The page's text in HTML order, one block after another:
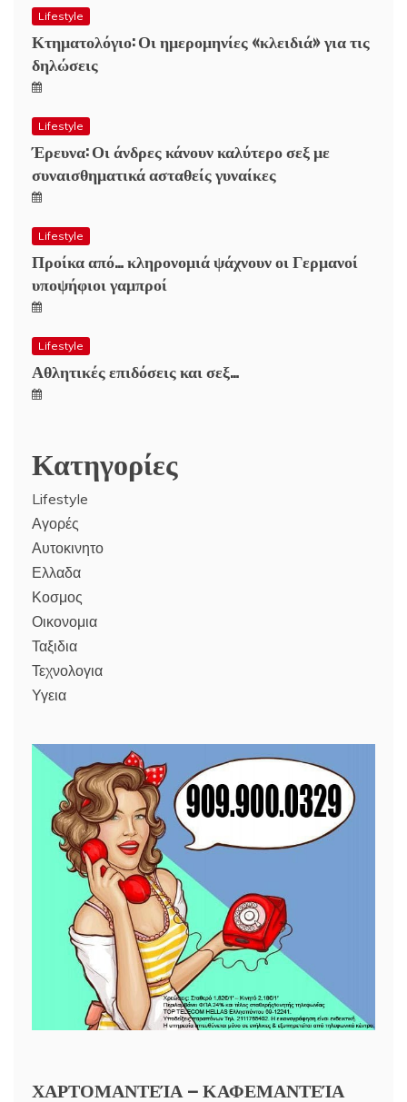
Lifestyle
Κτηματολόγιο: Οι ημερομηνίες «κλειδιά» για τις
δηλώσεις
Lifestyle
Έρευνα: Οι άνδρες κάνουν καλύτερο σεξ με
συναισθηματικά ασταθείς γυναίκες
Lifestyle
Προίκα από… κληρονομιά ψάχνουν οι Γερμανοί
υποψήφιοι γαμπροί
Lifestyle
Αθλητικές επιδόσεις και σεξ…
Κατηγορίες
Lifestyle
Αγορές
Αυτοκινητο
Ελλαδα
Κοσμος
Οικονομια
Ταξιδια
Τεχνολογια
Υγεια
ΧΑΡΤΟΜΑΝΤΕΊΑ – ΚΑΦΕΜΑΝΤΕΊΑ